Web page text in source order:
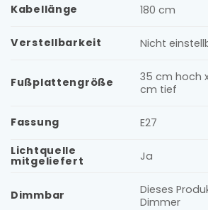
Kabellänge 180 cm
Verstellbarkeit Nicht
Fußplattengröße
35 cm hoch
cm tief
Fassung
E27
Lichtquelle
mitgeliefert Ja
Dimmbar
Dieses
Dimmer